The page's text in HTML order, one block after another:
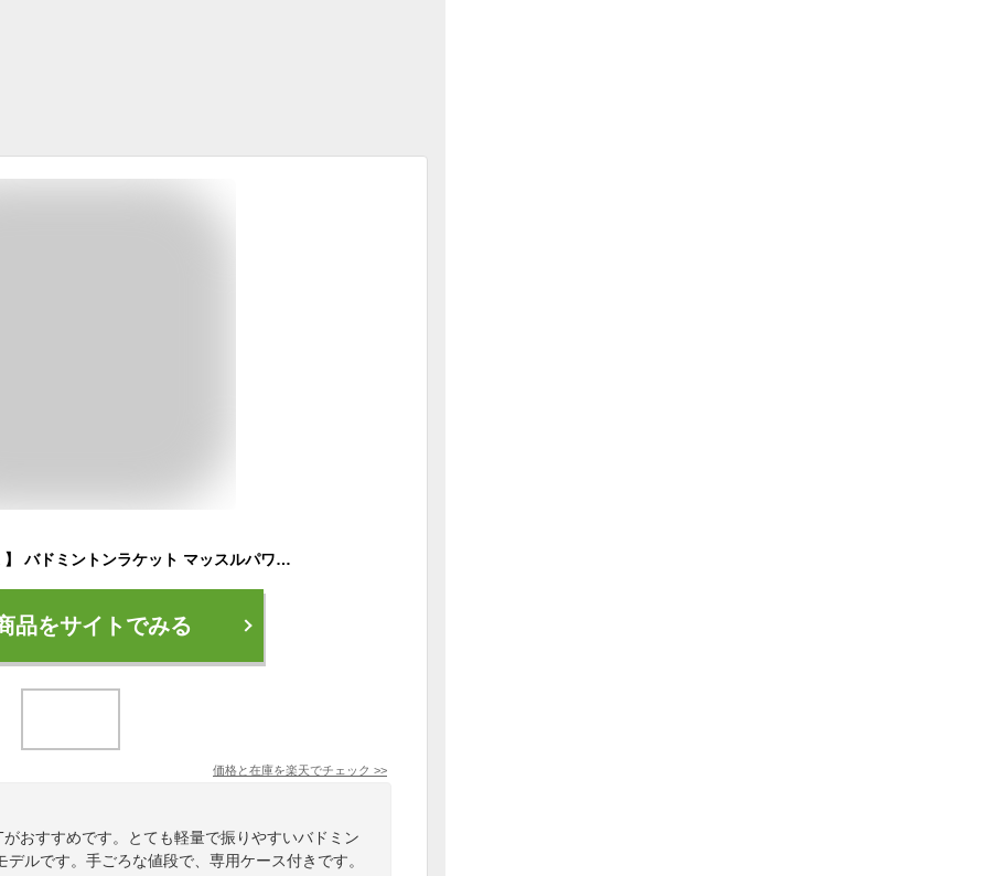
ヨネックス【 YONEX 】 バドミントンラケット マッスルパワー8LT 2026年継続モデル【 MP8LTG バトミントンラケット ラケット 】【翌日配達対象】【メール便不可】[自社]
品をサイトでみる
価格と在庫を楽天でチェック >>
おすすめです。とても軽量で振りやすいバドミン
ルです。手ごろな値段で、専用ケース付きです。